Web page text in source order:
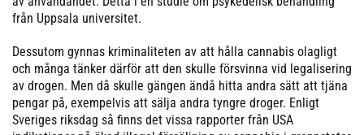
från Uppsala universitet.
Dessutom gynnas kriminaliteten av att hålla cannabis olagligt
och många tänker därför att den skulle försvinna vid legalisering
av drogen. Men då skulle gängen ändå hitta andra sätt att tjäna
pengar på, exempelvis att sälja andra tyngre droger. Enligt
Sveriges riksdag så finns det vissa rapporter från USA